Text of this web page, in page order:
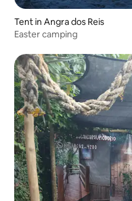
Tent in Angra dos Reis
Easter camping